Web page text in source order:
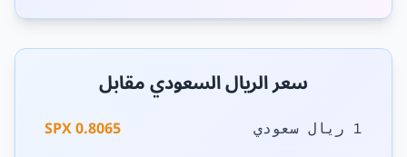
سعر الريال السعودي مقابل
1 ريال سعودي 0.8065 SPX